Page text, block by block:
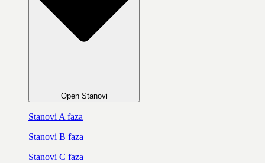
Open Stanovi
Stanovi A faza
Stanovi B faza
Stanovi C faza